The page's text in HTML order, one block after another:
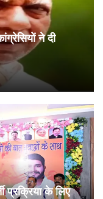
ने दी
प्रक्रिया के लिए